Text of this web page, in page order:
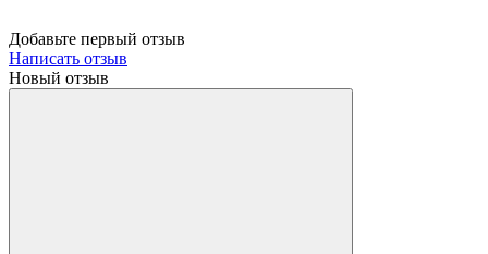
Добавьте первый отзыв
Написать отзыв
Новый отзыв